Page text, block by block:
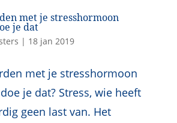
met je stresshormoon
je dat
| 18 jan 2019
met je stresshormoon
je dat? Stress, wie heeft
geen last van. Het